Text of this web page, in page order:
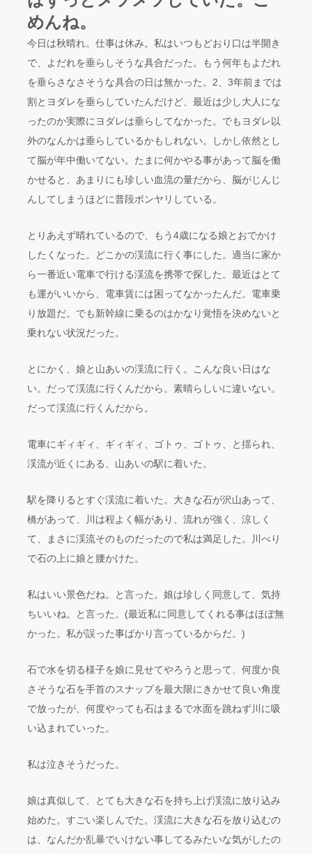
めんね。
今日は秋晴れ。仕事は休み。私はいつもどおり口は半開き
で、よだれを垂らしそうな具合だった。もう何年もよだれ
を垂らさなさそうな具合の日は無かった。2、3年前までは
割とヨダレを垂らしていたんだけど、最近は少し大人にな
ったのか実際にヨダレは垂らしてなかった。でもヨダレ以
外のなんかは垂らしているかもしれない。しかし依然とし
て脳が年中働いてない。たまに何かやる事があって脳を働
かせると、あまりにも珍しい血流の量だから、脳がじんじ
んしてしまうほどに普段ボンヤリしている。
とりあえず晴れているので、もう4歳になる娘とおでかけ
したくなった。どこかの渓流に行く事にした。適当に家か
ら一番近い電車で行ける渓流を携帯で探した。最近はとて
も運がいいから、電車賃には困ってなかったんだ。電車乗
り放題だ。でも新幹線に乗るのはかなり覚悟を決めないと
乗れない状況だった。
とにかく、娘と山あいの渓流に行く。こんな良い日はな
い。だって渓流に行くんだから。素晴らしいに違いない。
だって渓流に行くんだから。
電車にギィギィ、ギィギィ、ゴトゥ、ゴトゥ、と揺られ、
渓流が近くにある、山あいの駅に着いた。
駅を降りるとすぐ渓流に着いた。大きな石が沢山あって、
橋があって、川は程よく幅があり、流れが強く、涼しく
て、まさに渓流そのものだったので私は満足した。川べり
で石の上に娘と腰かけた。
私はいい景色だね。と言った。娘は珍しく同意して、気持
ちいいね。と言った。(最近私に同意してくれる事はほぼ無
かった。私が誤った事ばかり言っているからだ。)
石で水を切る様子を娘に見せてやろうと思って、何度か良
さそうな石を手首のスナップを最大限にきかせて良い角度
で放ったが、何度やっても石はまるで水面を跳ねず川に吸
い込まれていった。
私は泣きそうだった。
娘は真似して、とても大きな石を持ち上げ渓流に放り込み
始めた。すごい楽しんでた。渓流に大きな石を放り込むの
は、なんだか乱暴でいけない事してるみたいな気がしたの